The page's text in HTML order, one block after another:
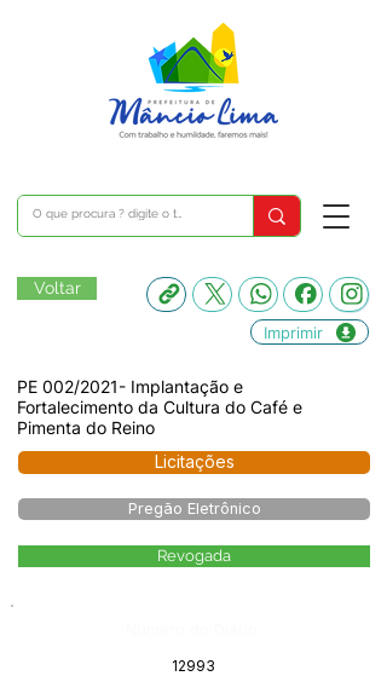
Voltar
Imprimir
PE 002/2021- Implantação e
Fortalecimento da Cultura do Café e
Pimenta do Reino
Licitações
Pregão Eletrônico
Revogada
12993